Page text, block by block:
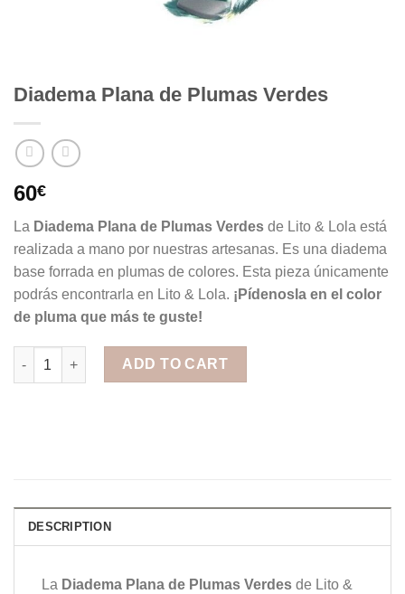
Diadema Plana de Plumas Verdes
60€
La Diadema Plana de Plumas Verdes de Lito & Lola está
realizada a mano por nuestras artesanas. Es una diadema
base forrada en plumas de colores. Esta pieza únicamente
podrás encontrarla en Lito & Lola. ¡Pídenosla en el color
de pluma que más te guste!
Diadema Plana de Plumas Verdes quantity
ADD TO CART
DESCRIPTION
La Diadema Plana de Plumas Verdes de Lito &